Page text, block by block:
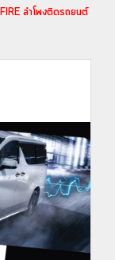
ลำโพงติดรถยนต์